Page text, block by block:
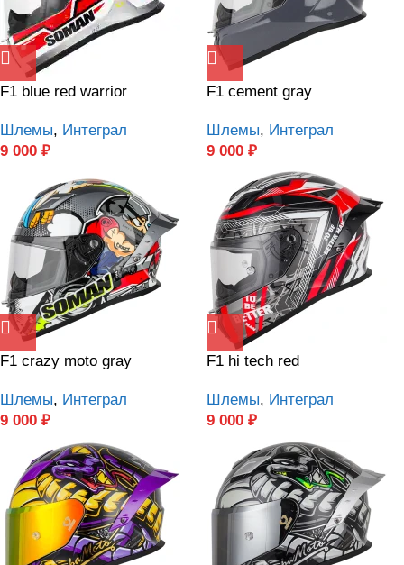
F1 blue red warrior
Шлемы, Интеграл
9 000 ₽
F1 cement gray
Шлемы, Интеграл
9 000 ₽
F1 crazy moto gray
Шлемы, Интеграл
9 000 ₽
F1 hi tech red
Шлемы, Интеграл
9 000 ₽